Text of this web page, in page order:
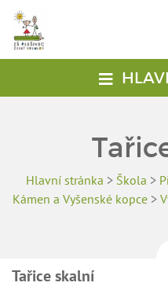
Hlavní stránka > Škola >
Kámen a Vyšenské kopce>
Tařice skalní